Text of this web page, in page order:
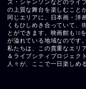
ズ・シャンソンなどのライ
の上質な舞台を楽しむこと
同じエリアに、日本画・洋
くもひしめき合っていて、
とができます。映画館も10
が溢れている地域なのです。
私たちは、この貴重なエリ
＆ライブシティプロジェク
人々が、ここで一日楽しめ